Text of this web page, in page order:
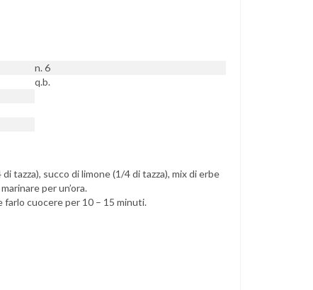
n. 6
q.b.
tazza), succo di limone (1/4 di tazza), mix di erbe
per un’ora.
farlo cuocere per 10 – 15 minuti.